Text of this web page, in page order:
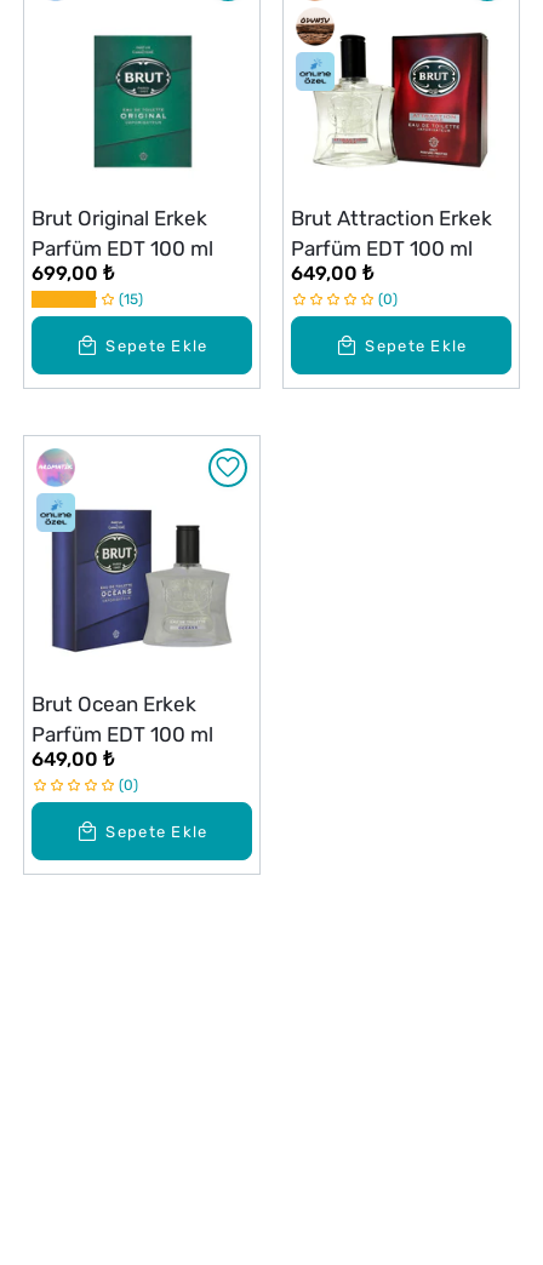
Sepete Ekle
Brut Original Erkek
Parfüm EDT 100 ml
699,00 ₺
15
Sepete Ekle
Brut Attraction Erkek
Parfüm EDT 100 ml
649,00 ₺
0
Sepete Ekle
Brut Ocean Erkek
Parfüm EDT 100 ml
649,00 ₺
0